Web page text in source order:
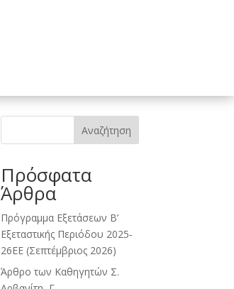
Αναζήτηση
Πρόσφατα
Άρθρα
Πρόγραμμα Εξετάσεων Β’
Εξεταστικής Περιόδου 2025‐
26ΕΕ (Σεπτέμβριος 2026)
Άρθρο των Καθηγητών Σ.